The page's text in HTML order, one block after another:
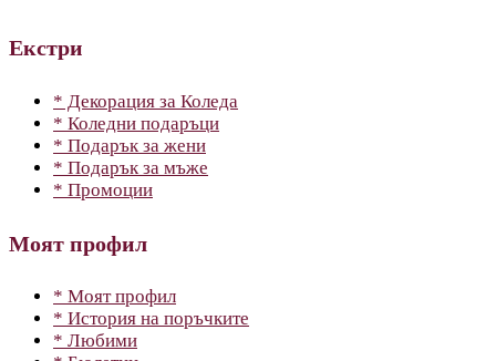
Екстри
* Декорация за Коледа
* Коледни подаръци
* Подарък за жени
* Подарък за мъже
* Промоции
Моят профил
* Моят профил
* История на поръчките
* Любими